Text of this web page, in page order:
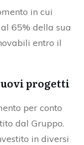
in cui
65% della sua
entro il
progetti
per conto
dal Gruppo.
in diversi